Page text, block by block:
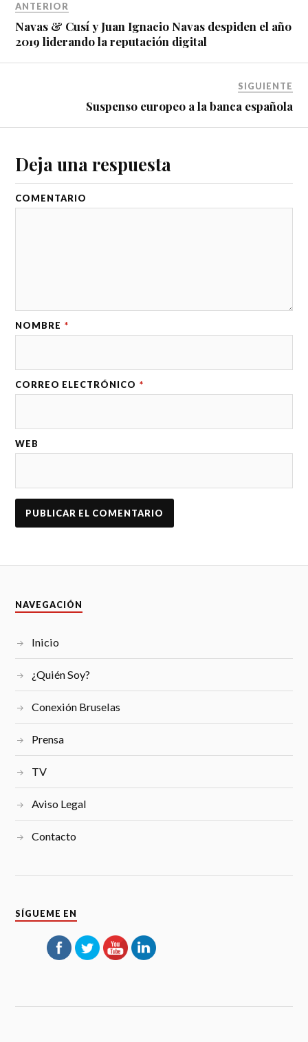
ANTERIOR
Navas & Cusí y Juan Ignacio Navas despiden el año
2019 liderando la reputación digital
SIGUIENTE
Suspenso europeo a la banca española
Deja una respuesta
COMENTARIO
NOMBRE *
CORREO ELECTRÓNICO *
WEB
NAVEGACIÓN
Inicio
¿Quién Soy?
Conexión Bruselas
Prensa
TV
Aviso Legal
Contacto
SÍGUEME EN